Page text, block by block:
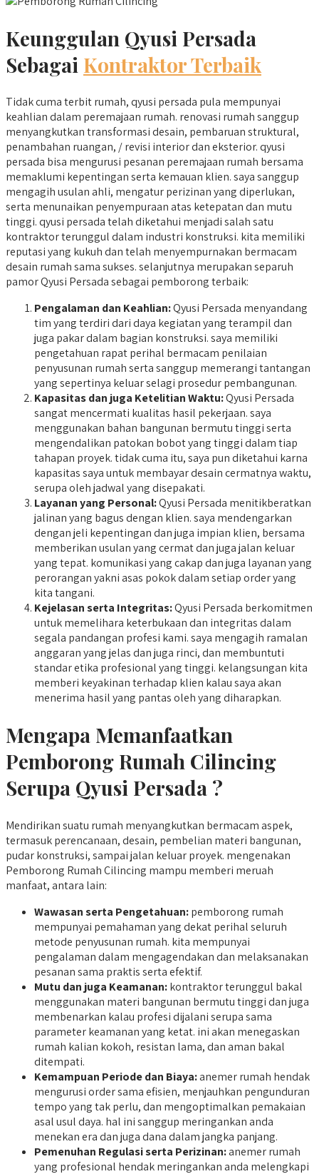
Keunggulan Qyusi Persada
Sebagai Kontraktor Terbaik
Tidak cuma terbit rumah, qyusi persada pula mempunyai
keahlian dalam peremajaan rumah. renovasi rumah sanggup
menyangkutkan transformasi desain, pembaruan struktural,
penambahan ruangan, / revisi interior dan eksterior. qyusi
persada bisa mengurusi pesanan peremajaan rumah bersama
memaklumi kepentingan serta kemauan klien. saya sanggup
mengagih usulan ahli, mengatur perizinan yang diperlukan,
serta menunaikan penyempuraan atas ketepatan dan mutu
tinggi. qyusi persada telah diketahui menjadi salah satu
kontraktor terunggul dalam industri konstruksi. kita memiliki
reputasi yang kukuh dan telah menyempurnakan bermacam
desain rumah sama sukses. selanjutnya merupakan separuh
pamor Qyusi Persada sebagai pemborong terbaik:
Pengalaman dan Keahlian:Qyusi Persada menyandang
tim yang terdiri dari daya kegiatan yang terampil dan
juga pakar dalam bagian konstruksi. saya memiliki
pengetahuan rapat perihal bermacam penilaian
penyusunan rumah serta sanggup memerangi tantangan
yang sepertinya keluar selagi prosedur pembangunan.
Kapasitas dan juga Ketelitian Waktu:Qyusi Persada
sangat mencermati kualitas hasil pekerjaan. saya
menggunakan bahan bangunan bermutu tinggi serta
mengendalikan patokan bobot yang tinggi dalam tiap
tahapan proyek. tidak cuma itu, saya pun diketahui karna
kapasitas saya untuk membayar desain cermatnya waktu,
serupa oleh jadwal yang disepakati.
Layanan yang Personal:Qyusi Persada menitikberatkan
jalinan yang bagus dengan klien. saya mendengarkan
dengan jeli kepentingan dan juga impian klien, bersama
memberikan usulan yang cermat dan juga jalan keluar
yang tepat. komunikasi yang cakap dan juga layanan yang
perorangan yakni asas pokok dalam setiap order yang
kita tangani.
Kejelasan serta Integritas:Qyusi Persada berkomitmen
untuk memelihara keterbukaan dan integritas dalam
segala pandangan profesi kami. saya mengagih ramalan
anggaran yang jelas dan juga rinci, dan membuntuti
standar etika profesional yang tinggi. kelangsungan kita
memberi keyakinan terhadap klien kalau saya akan
menerima hasil yang pantas oleh yang diharapkan.
Mengapa Memanfaatkan
Pemborong Rumah Cilincing
Serupa Qyusi Persada ?
Mendirikan suatu rumah menyangkutkan bermacam aspek,
termasuk perencanaan, desain, pembelian materi bangunan,
pudar konstruksi, sampai jalan keluar proyek. mengenakan
Pemborong Rumah Cilincing mampu memberi meruah
manfaat, antara lain:
Wawasan serta Pengetahuan:pemborong rumah
mempunyai pemahaman yang dekat perihal seluruh
metode penyusunan rumah. kita mempunyai
pengalaman dalam mengagendakan dan melaksanakan
pesanan sama praktis serta efektif.
Mutu dan juga Keamanan:kontraktor terunggul bakal
menggunakan materi bangunan bermutu tinggi dan juga
membenarkan kalau profesi dijalani serupa sama
parameter keamanan yang ketat. ini akan menegaskan
rumah kalian kokoh, resistan lama, dan aman bakal
ditempati.
Kemampuan Periode dan Biaya:anemer rumah hendak
mengurusi order sama efisien, menjauhkan pengunduran
tempo yang tak perlu, dan mengoptimalkan pemakaian
asal usul daya. hal ini sanggup meringankan anda
menekan era dan juga dana dalam jangka panjang.
Pemenuhan Regulasi serta Perizinan:anemer rumah
yang profesional hendak meringankan anda melengkapi